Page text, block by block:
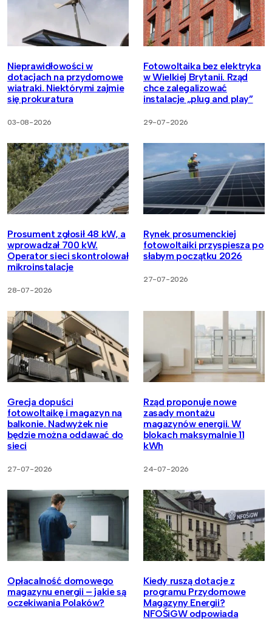
Nieprawidłowości w
dotacjach na przydomowe
wiatraki. Niektórymi zajmie
się prokuratura
03-08-2026
Fotowoltaika bez elektryka
w Wielkiej Brytanii. Rząd
chce zalegalizować
instalacje „plug and play”
29-07-2026
Prosument zgłosił 48 kW, a
wprowadzał 700 kW.
Operator sieci skontrolował
mikroinstalacje
28-07-2026
Rynek prosumenckiej
fotowoltaiki przyspiesza po
słabym początku 2026
27-07-2026
Grecja dopuści
fotowoltaikę i magazyn na
balkonie. Nadwyżek nie
będzie można oddawać do
sieci
27-07-2026
Rząd proponuje nowe
zasady montażu
magazynów energii. W
blokach maksymalnie 11
kWh
24-07-2026
Opłacalność domowego
magazynu energii – jakie są
oczekiwania Polaków?
Kiedy ruszą dotacje z
programu Przydomowe
Magazyny Energii?
NFOŚiGW odpowiada